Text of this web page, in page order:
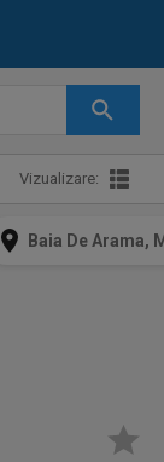
Vizualizare:
Baia De Arama,